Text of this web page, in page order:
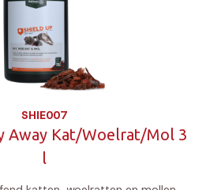
SHIE007
Away Kat/Woelrat/Mol 3
l